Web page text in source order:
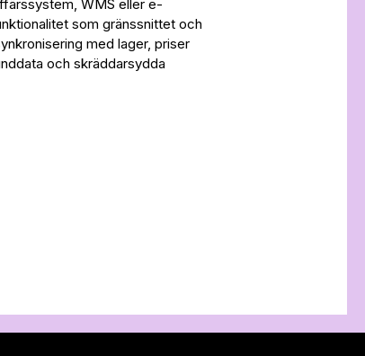
WMS eller e-
som gränssnittet och
med lager, priser
och skräddarsydda